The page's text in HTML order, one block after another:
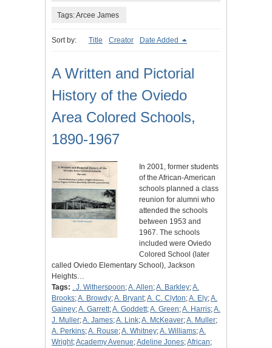
Tags: Arcee James
Sort by: Title Creator Date Added
A Written and Pictorial
History of the Oviedo
Area Colored Schools,
1890-1967
In 2001, former students
of the African-American
schools planned a class
reunion for alumni who
attended the schools
between 1953 and
1967. The schools
included were Oviedo
Colored School (later
called Oviedo Elementary School), Jackson
Heights…
Tags: . J. Witherspoon;A. Allen;A. Barkley;A.
Brooks;A. Browdy;A. Bryant;A. C. Clyton;A. Ely;A.
Gainey;A. Garrett;A. Goddett;A. Green;A. Harris;A.
J. Muller;A. James;A. Link;A. McKeaver;A. Muller;
A. Perkins;A. Rouse;A. Whitney;A. Williams;A.
Wright;Academy Avenue;Adeline Jones;African;